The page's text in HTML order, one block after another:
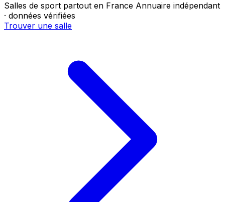
Salles de sport partout en France Annuaire indépendant
· données vérifiées
Trouver une salle